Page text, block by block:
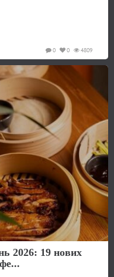
4809
0
0
2026: 19 нових